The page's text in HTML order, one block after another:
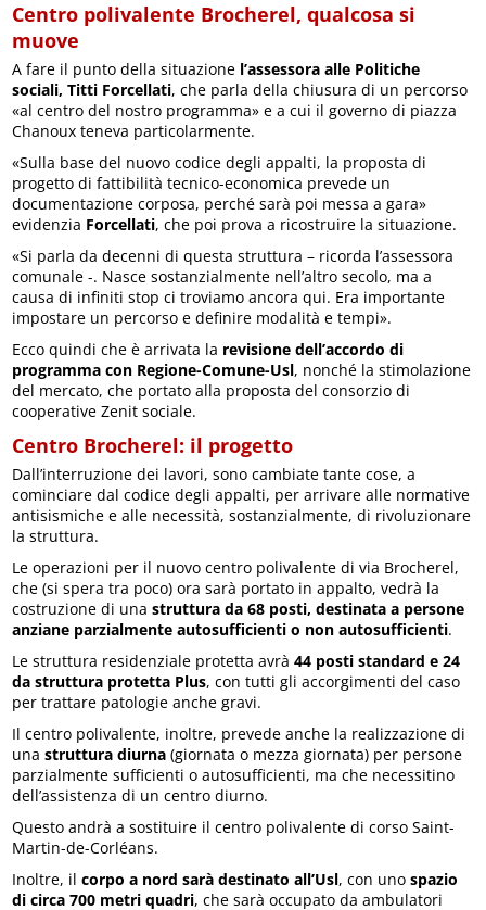
Centro polivalente Brocherel, qualcosa si
muove
A fare il punto della situazione l’assessora alle Politiche
sociali, Titti Forcellati, che parla della chiusura di un percorso
«al centro del nostro programma» e a cui il governo di piazza
Chanoux teneva particolarmente.
«Sulla base del nuovo codice degli appalti, la proposta di
progetto di fattibilità tecnico-economica prevede un
documentazione corposa, perché sarà poi messa a gara»
evidenzia Forcellati, che poi prova a ricostruire la situazione.
«Si parla da decenni di questa struttura – ricorda l’assessora
comunale -. Nasce sostanzialmente nell’altro secolo, ma a
causa di infiniti stop ci troviamo ancora qui. Era importante
impostare un percorso e definire modalità e tempi».
Ecco quindi che è arrivata la revisione dell’accordo di
programma con Regione-Comune-Usl, nonché la stimolazione
del mercato, che portato alla proposta del consorzio di
cooperative Zenit sociale.
Centro Brocherel: il progetto
Dall’interruzione dei lavori, sono cambiate tante cose, a
cominciare dal codice degli appalti, per arrivare alle normative
antisismiche e alle necessità, sostanzialmente, di rivoluzionare
la struttura.
Le operazioni per il nuovo centro polivalente di via Brocherel,
che (si spera tra poco) ora sarà portato in appalto, vedrà la
costruzione di unastruttura da 68 posti, destinata a persone
anziane parzialmente autosufficienti o non autosufficienti.
Le struttura residenziale protetta avrà44 posti standard e 24
da struttura protetta Plus, con tutti gli accorgimenti del caso
per trattare patologie anche gravi.
Il centro polivalente, inoltre, prevede anche la realizzazione di
unastruttura diurna (giornata o mezza giornata) per persone
parzialmente sufficienti o autosufficienti, ma che necessitino
dell’assistenza di un centro diurno.
Questo andrà a sostituire il centro polivalente di corso Saint-
Martin-de-Corléans.
Inoltre, ilcorpo a nord sarà destinato all’Usl, con unospazio
di circa 700 metri quadri, che sarà occupato da ambulatori